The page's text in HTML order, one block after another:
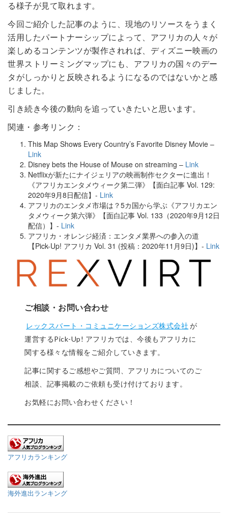
る様子が見て取れます。
今回ご紹介した記事のように、現地のリソースをうまく
活用したパートナーシップによって、アフリカの人々が
楽しめるコンテンツが製作されれば、ディズニー映画の
世界ストリーミングマップにも、アフリカの国々のデー
タがしっかりと反映されるようになるのではないかと感
じました。
引き続き今後の動向を追っていきたいと思います。
関連・参考リンク：
This Map Shows Every Country’s Favorite Disney Movie –
Link
Disney bets the House of Mouse on streaming – Link
Netflixが新たにナイジェリアの映画制作セクターに進出！
《アフリカエンタメウィーク第二弾》【面白記事 Vol. 129:
2020年9月8日配信】- Link
アフリカのエンタメ市場は？5カ国から学ぶ《アフリカエン
タメウィーク第六弾》【面白記事 Vol. 133（2020年9月12日
配信）】- Link
アフリカ・オレンジ経済：エンタメ業界への参入の道
【Pick-Up! アフリカ Vol. 31 (投稿：2020年11月9日)】- Link
ご相談・お問い合わせ
レックスバート・コミュニケーションズ株式会社 が
運営するPick-Up! アフリカでは、今後もアフリカに
関する様々な情報をご紹介していきます。
記事に関するご感想やご質問、アフリカについてのご
相談、記事掲載のご依頼も受け付けております。
お気軽にお問い合わせください！
アフリカランキング
海外進出ランキング